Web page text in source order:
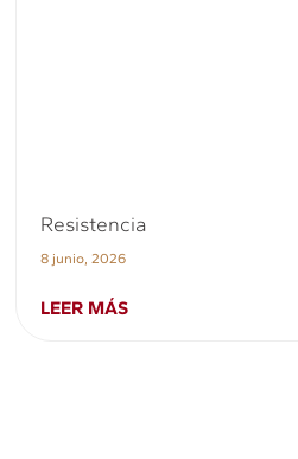
Resistencia
8 junio, 2026
LEER MÁS